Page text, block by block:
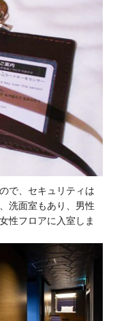
で、セキュリティは
洗面室もあり、男性
性フロアに入室しま